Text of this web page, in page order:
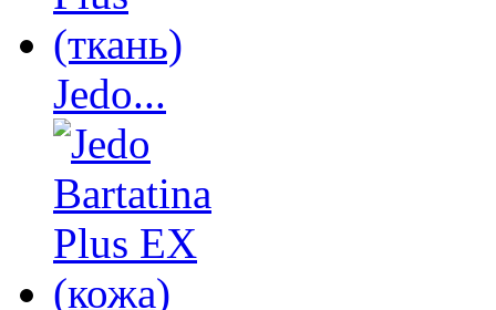
Jedo...